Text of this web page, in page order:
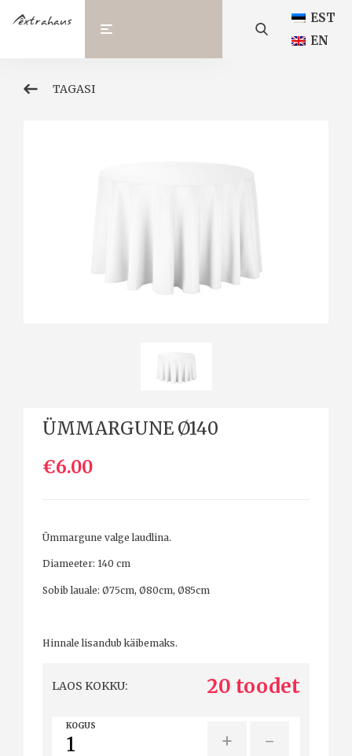
EST
EN
TAGASI
ÜMMARGUNE Ø140
€6.00
Ümmargune valge laudlina.
Diameeter: 140 cm
Sobib lauale: Ø75cm, Ø80cm, Ø85cm
Hinnale lisandub käibemaks.
LAOS KOKKU: 20 toodet
KOGUS
+ -